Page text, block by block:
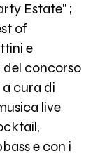
Estate" ;
of
e
del concorso
cura di
live
e con i